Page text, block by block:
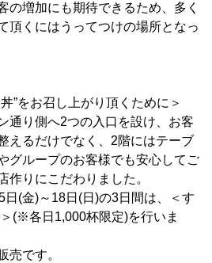
の増加にも期待できるため、多く
頂くにはうってつけの場所となっ
”をお召し上がり頂くために＞
通り側へ2つの入口を設け、お客
えるだけでなく、2階にはテーブ
グループのお客様でも安心してご
作りにこだわりました。
日(金)～18日(日)の3日間は、＜す
(※各日1,000杯限定)を行いま
売です。